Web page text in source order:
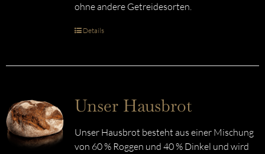
ohne andere Getreidesorten.
Details
Unser Hausbrot
Unser Hausbrot besteht aus einer Mischung
von 60 % Roggen und 40 % Dinkel und wird